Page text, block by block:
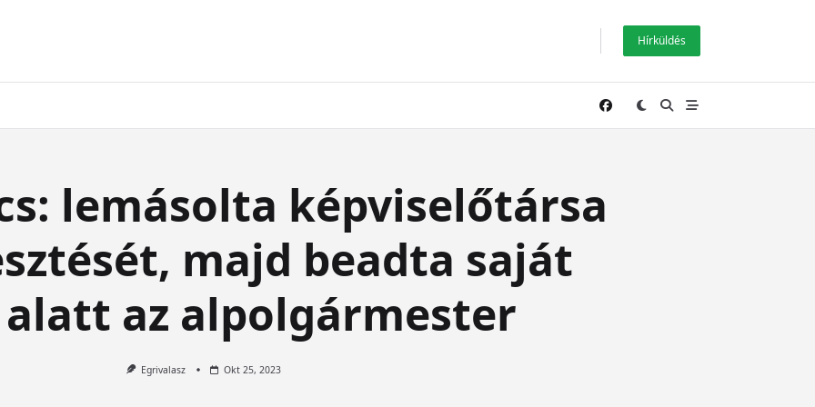
Hírküldés
lemásolta képviselőtársa
majd beadta saját
alatt az alpolgármester
Egrivalasz Okt 25, 2023